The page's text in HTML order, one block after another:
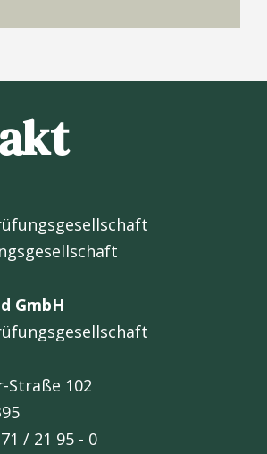
GmbH
Straße 102
/ 21 95 - 0